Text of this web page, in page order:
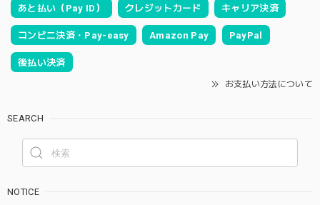
あと払い（Pay ID） クレジットカード キャリア決済
コンビニ決済・Pay-easy Amazon Pay PayPal
後払い決済
お支払い方法について
SEARCH
NOTICE